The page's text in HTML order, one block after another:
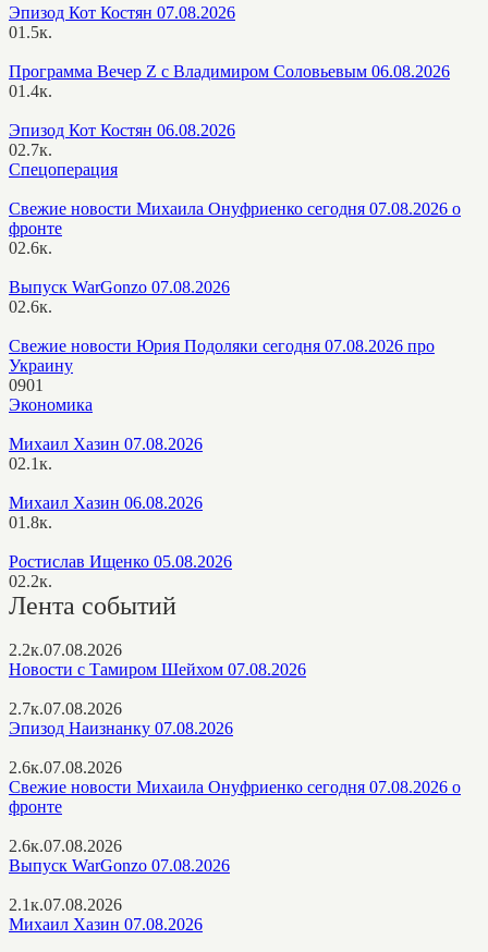
Эпизод Кот Костян 07.08.2026
01.5к.
Программа Вечер Z с Владимиром Соловьевым 06.08.2026
01.4к.
Эпизод Кот Костян 06.08.2026
02.7к.
Спецоперация
Свежие новости Михаила Онуфриенко сегодня 07.08.2026 о
фронте
02.6к.
Выпуск WarGonzo 07.08.2026
02.6к.
Свежие новости Юрия Подоляки сегодня 07.08.2026 про
Украину
0901
Экономика
Михаил Хазин 07.08.2026
02.1к.
Михаил Хазин 06.08.2026
01.8к.
Ростислав Ищенко 05.08.2026
02.2к.
Лента событий
2.2к.07.08.2026
Новости с Тамиром Шейхом 07.08.2026
2.7к.07.08.2026
Эпизод Наизнанку 07.08.2026
2.6к.07.08.2026
Свежие новости Михаила Онуфриенко сегодня 07.08.2026 о
фронте
2.6к.07.08.2026
Выпуск WarGonzo 07.08.2026
2.1к.07.08.2026
Михаил Хазин 07.08.2026